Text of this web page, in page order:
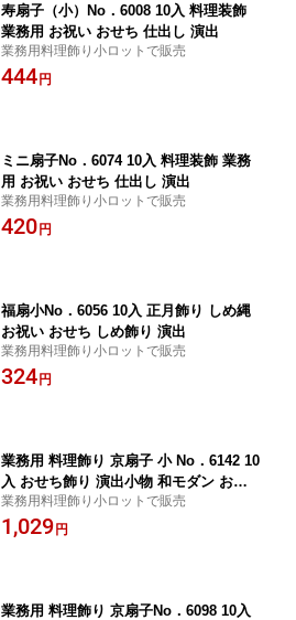
寿扇子（小）No．6008 10入 料理装飾
業務用 お祝い おせち 仕出し 演出
業務用料理飾り小ロットで販売
444 円
ミニ扇子No．6074 10入 料理装飾 業務
用 お祝い おせち 仕出し 演出
業務用料理飾り小ロットで販売
420 円
福扇小No．6056 10入 正月飾り しめ縄
お祝い おせち しめ飾り 演出
業務用料理飾り小ロットで販売
324 円
業務用 料理飾り 京扇子 小 No．6142 10
入 おせち飾り 演出小物 和モダン お祝
い お正月 キッチン雑貨 おしゃれ
業務用料理飾り小ロットで販売
1,029 円
業務用 料理飾り 京扇子No．6098 10入